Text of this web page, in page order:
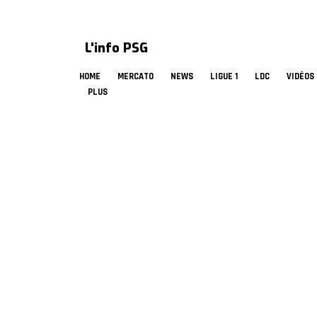
L'info PSG
HOME MERCATO NEWS LIGUE 1 LDC
VIDÉOS
PLUS